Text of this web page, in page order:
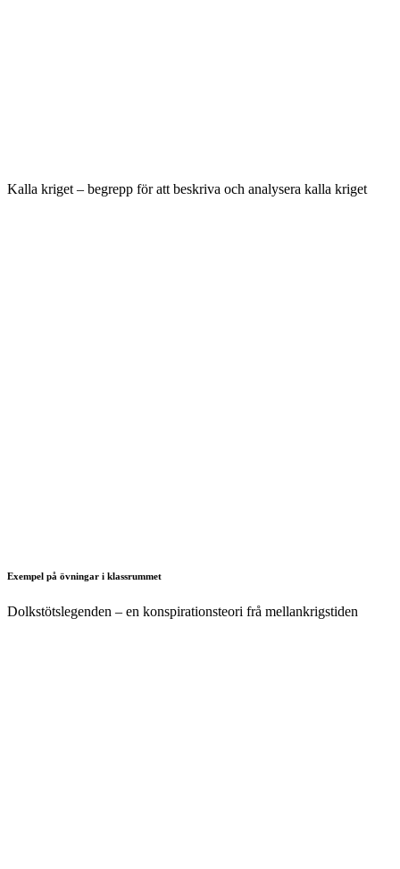
Kalla kriget – begrepp för att beskriva och analysera kalla kriget
Exempel på övningar i klassrummet
Dolkstötslegenden – en konspirationsteori frå mellankrigstiden